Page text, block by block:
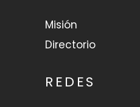
Misión
Directorio
REDES